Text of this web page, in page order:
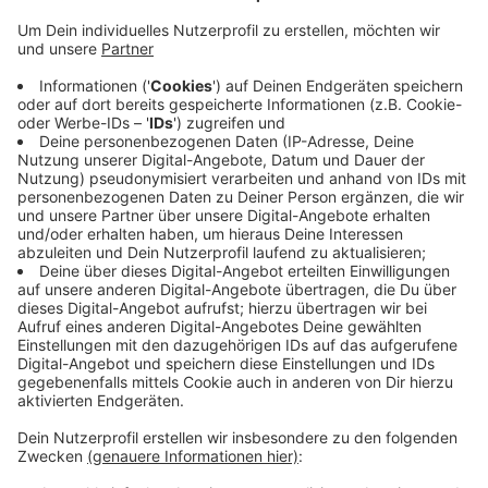
Anzeige
Menschen, die nicht so mobil sind, können sich mit den
Rikschas zu Arztterminen fahren lassen. Jeden
Montag und Mittwochvormittag bietet das Team den
kostenlosen Service an. Sie buchen die Fahrten vorab
per Telefon unter 02591-70500 und eine Rikscha holt
Sie zuhause oder an einer Bushaltestelle ab. Bis zu den
Sommerferien testet das Team, wie das Gesundheits-
Shuttle ankommt, danach entscheidet es, ob es das
Angebot fortführt.
Anzeige